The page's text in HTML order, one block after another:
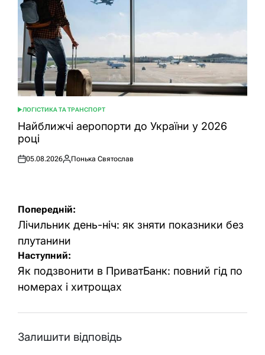
ОПУБЛІКУВАТИ
У
ЛОГІСТИКА ТА ТРАНСПОРТ
Найближчі аеропорти до України у 2026
році
Оприлюднено
05.08.2026
Опубліковано
Понька Святослав
Навігація
записів
Попередній:
Лічильник день-ніч: як зняти показники без
плутанини
Наступний:
Як подзвонити в ПриватБанк: повний гід по
номерах і хитрощах
Залишити відповідь